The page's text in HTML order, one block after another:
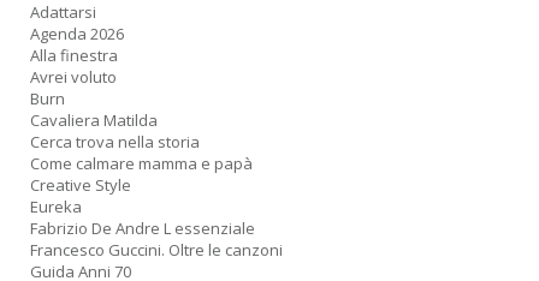
Adattarsi
Agenda 2026
Alla finestra
Avrei voluto
Burn
Cavaliera Matilda
Cerca trova nella storia
Come calmare mamma e papà
Creative Style
Eureka
Fabrizio De Andre L essenziale
Francesco Guccini. Oltre le canzoni
Guida Anni 70